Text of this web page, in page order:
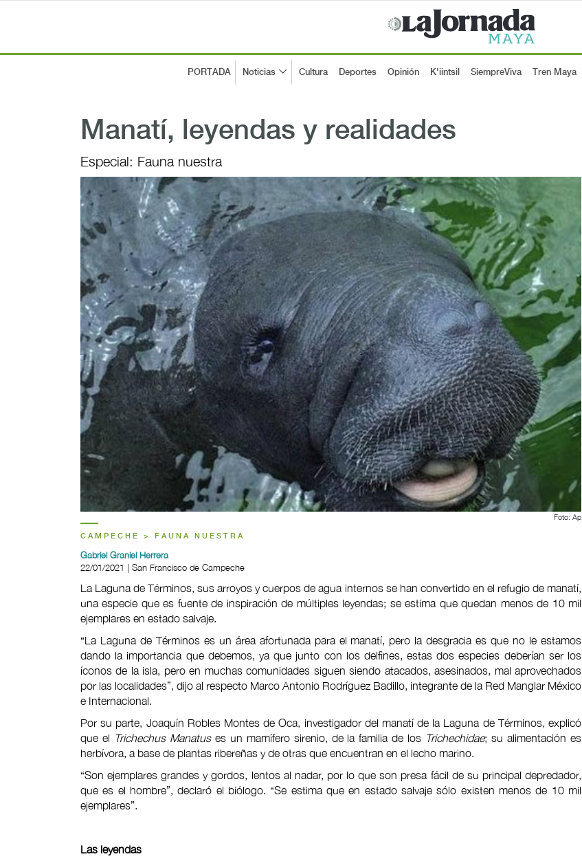
PORTADA Noticias Cultura Deportes Opinión K'iintsil SiempreViva Tren Maya
Manatí, leyendas y realidades
Especial: Fauna nuestra
Foto: Ap
CAMPECHE > FAUNA NUESTRA
Gabriel Graniel Herrera
22/01/2021 | San Francisco de Campeche
La Laguna de Términos, sus arroyos y cuerpos de agua internos se han convertido en el refugio de manatí,
una especie que es fuente de inspiración de múltiples leyendas; se estima que quedan menos de 10 mil
ejemplares en estado salvaje.
“La Laguna de Términos es un área afortunada para el manatí, pero la desgracia es que no le estamos
dando la importancia que debemos, ya que junto con los delfines, estas dos especies deberían ser los
íconos de la isla, pero en muchas comunidades siguen siendo atacados, asesinados, mal aprovechados
por las localidades”, dijo al respecto Marco Antonio Rodríguez Badillo, integrante de la Red Manglar México
e Internacional.
Por su parte, Joaquín Robles Montes de Oca, investigador del manatí de la Laguna de Términos, explicó
que el Trichechus Manatuses un mamífero sirenio, de la familia de los Trichechidae; su alimentación es
herbívora, a base de plantas ribereñas y de otras que encuentran en el lecho marino.
“Son ejemplares grandes y gordos, lentos al nadar, por lo que son presa fácil de su principal depredador,
que es el hombre”, declaró el biólogo. “Se estima que en estado salvaje sólo existen menos de 10 mil
ejemplares”.
Las leyendas